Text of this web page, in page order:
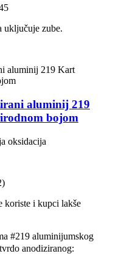
uključuje zube.
aluminij 219
bojom
oksidacija
koriste i kupci lakše
#219 aluminijumskog
anodiziranog: